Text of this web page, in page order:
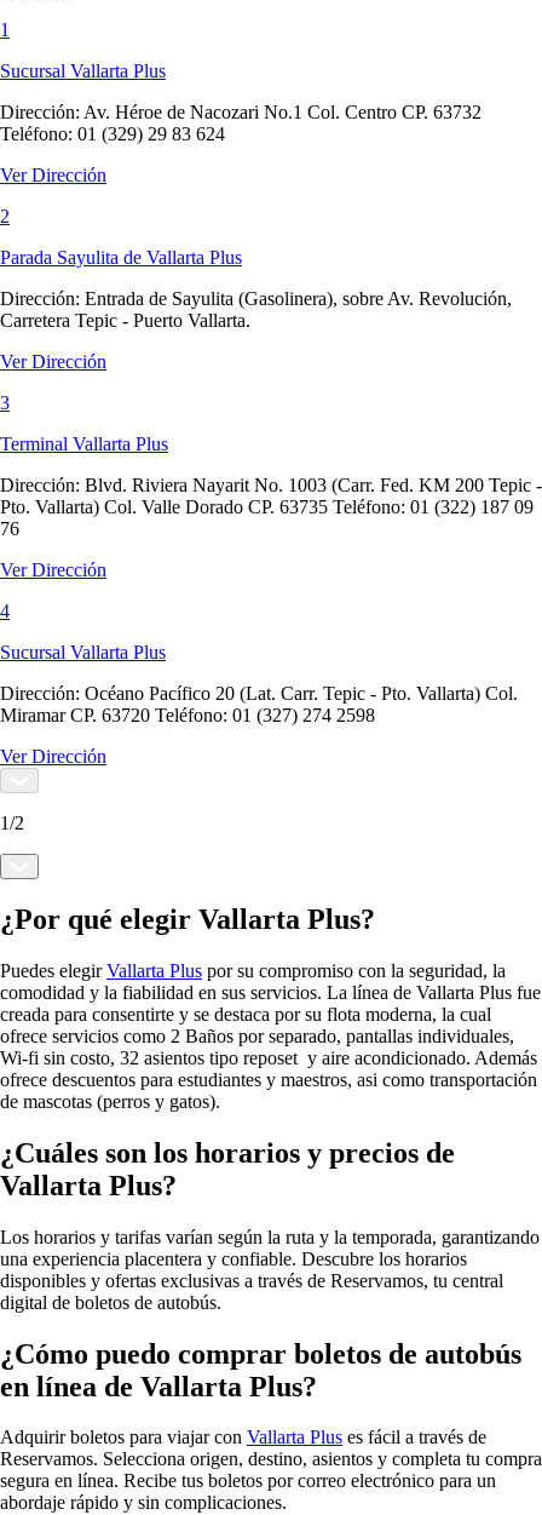
1
Sucursal Vallarta Plus
Dirección: Av. Héroe de Nacozari No.1 Col. Centro CP. 63732
Teléfono: 01 (329) 29 83 624
Ver Dirección
2
Parada Sayulita de Vallarta Plus
Dirección: Entrada de Sayulita (Gasolinera), sobre Av. Revolución,
Carretera Tepic - Puerto Vallarta.
Ver Dirección
3
Terminal Vallarta Plus
Dirección: Blvd. Riviera Nayarit No. 1003 (Carr. Fed. KM 200 Tepic -
Pto. Vallarta) Col. Valle Dorado CP. 63735 Teléfono: 01 (322) 187 09
76
Ver Dirección
4
Sucursal Vallarta Plus
Dirección: Océano Pacífico 20 (Lat. Carr. Tepic - Pto. Vallarta) Col.
Miramar CP. 63720 Teléfono: 01 (327) 274 2598
Ver Dirección
1/2
¿Por qué elegir Vallarta Plus?
Puedes elegirVallarta Plus por su compromiso con la seguridad, la
comodidad y la fiabilidad en sus servicios. La línea de Vallarta Plus fue
creada para consentirte y se destaca por su flota moderna, la cual
ofrece servicios como 2 Baños por separado, pantallas individuales,
Wi-fi sin costo, 32 asientos tipo reposet y aire acondicionado. Además
ofrece descuentos para estudiantes y maestros, asi como transportación
de mascotas (perros y gatos).
¿Cuáles son los horarios y precios de
Vallarta Plus?
Los horarios y tarifas varían según la ruta y la temporada, garantizando
una experiencia placentera y confiable. Descubre los horarios
disponibles y ofertas exclusivas a través de Reservamos, tu central
digital de boletos de autobús.
¿Cómo puedo comprar boletos de autobús
en línea de Vallarta Plus?
Adquirir boletos para viajar con Vallarta Plus es fácil a través de
Reservamos. Selecciona origen, destino, asientos y completa tu compra
segura en línea. Recibe tus boletos por correo electrónico para un
abordaje rápido y sin complicaciones.